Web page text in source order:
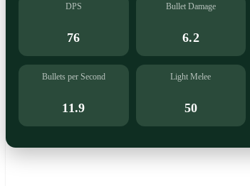
DPS
76
Bullet Damage
6.2
Bullets per Second
11.9
Light Melee
50